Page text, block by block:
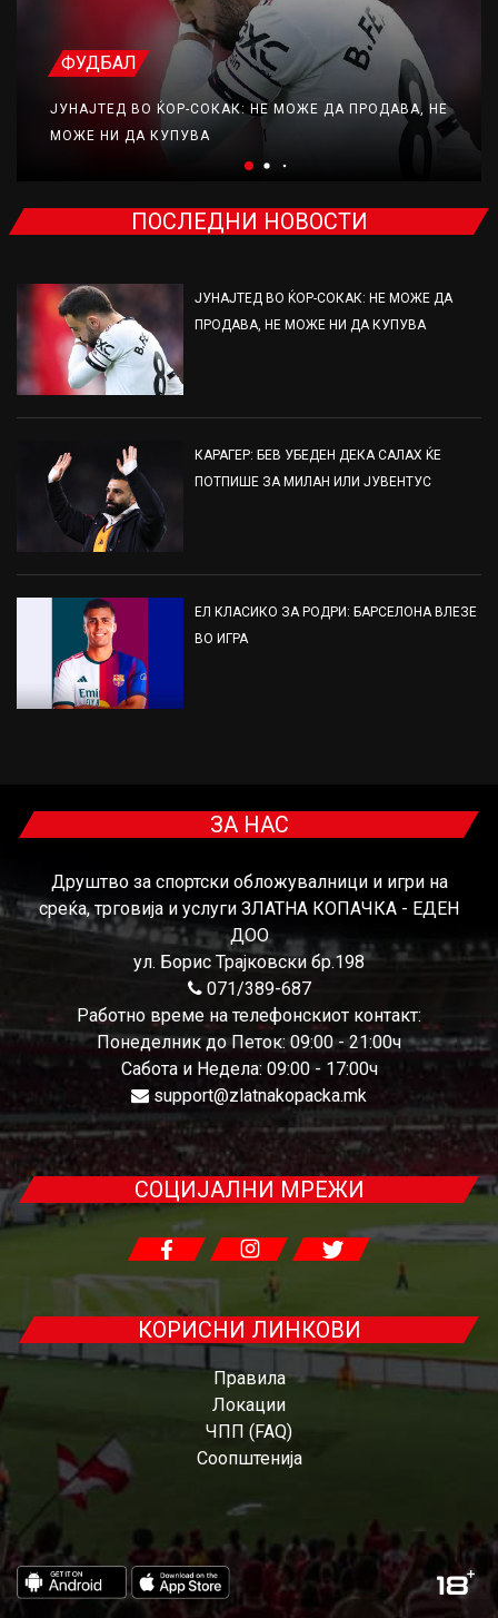
ФУДБАЛ
ЈУНАЈТЕД ВО ЌОР-СОКАК: НЕ МОЖЕ ДА ПРОДАВА, НЕ
МОЖЕ НИ ДА КУПУВА
ПОСЛЕДНИ НОВОСТИ
ЈУНАЈТЕД ВО ЌОР-СОКАК: НЕ МОЖЕ ДА
ПРОДАВА, НЕ МОЖЕ НИ ДА КУПУВА
КАРАГЕР: БЕВ УБЕДЕН ДЕКА САЛАХ ЌЕ
ПОТПИШЕ ЗА МИЛАН ИЛИ ЈУВЕНТУС
ЕЛ КЛАСИКО ЗА РОДРИ: БАРСЕЛОНА ВЛЕЗЕ
ВО ИГРА
ЗА НАС
Друштво за спортски обложувалници и игри на
среќа, трговија и услуги ЗЛАТНА КОПАЧКА - ЕДЕН
ДОО
ул. Борис Трајковски бр.198
071/389-687
Работно време на телефонскиот контакт:
Понеделник до Петок: 09:00 - 21:00ч
Сабота и Недела: 09:00 - 17:00ч
support@zlatnakopacka.mk
СОЦИЈАЛНИ МРЕЖИ
КОРИСНИ ЛИНКОВИ
Правила
Локации
ЧПП (FAQ)
Соопштенија